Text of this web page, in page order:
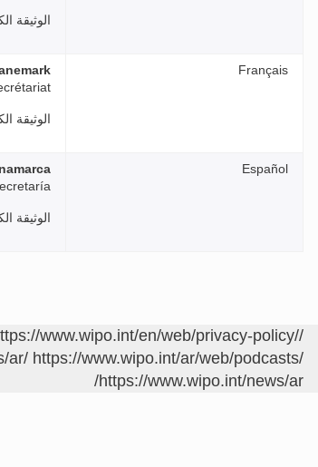
الوثيقة
Français
الوثيقة
Español
الوثيقة
/contact/ar/area.jsp?area=meetings
www.wipo.int/en/web/privacy-policy/
ar/ https://www.wipo.int/ar/web/podcasts/
https://www.wipo.int/news/ar/